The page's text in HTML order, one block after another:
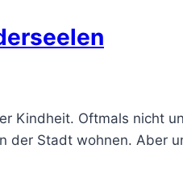
Kindheit. Oftmals nicht
der Stadt wohnen. Aber